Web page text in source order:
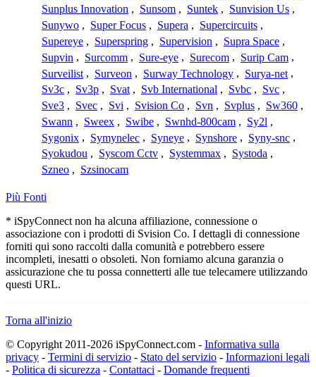
Sunplus Innovation , Sunsom , Suntek , Sunvision Us ,
Sunywo , Super Focus , Supera , Supercircuits ,
Supereye , Superspring , Supervision , Supra Space ,
Supvin , Surcomm , Sure-eye , Surecom , Surip Cam ,
Surveilist , Surveon , Surway Technology , Surya-net ,
Sv3c , Sv3p , Svat , Svb International , Svbc , Svc ,
Sve3 , Svec , Svi , Svision Co , Svn , Svplus , Sw360 ,
Swann , Sweex , Swibe , Swnhd-800cam , Sy2l ,
Sygonix , Symynelec , Syneye , Synshore , Syny-snc ,
Syokudou , Syscom Cctv , Systemmax , Systoda ,
Szneo , Szsinocam
Più Fonti
* iSpyConnect non ha alcuna affiliazione, connessione o
associazione con i prodotti di Svision Co. I dettagli di connessione
forniti qui sono raccolti dalla comunità e potrebbero essere
incompleti, inesatti o obsoleti. Non forniamo alcuna garanzia o
assicurazione che tu possa connetterti alle tue telecamere utilizzando
questi URL.
Torna all'inizio
© Copyright 2011-2026 iSpyConnect.com - Informativa sulla
privacy - Termini di servizio - Stato del servizio - Informazioni legali
- Politica di sicurezza - Contattaci - Domande frequenti